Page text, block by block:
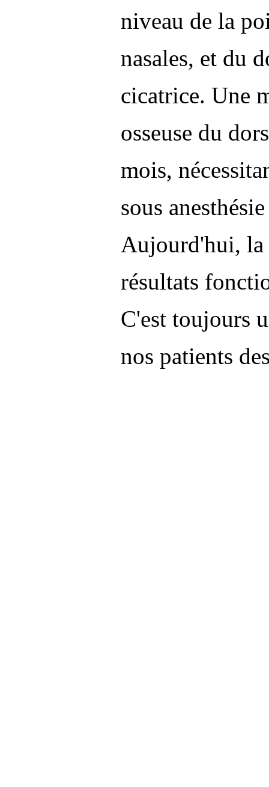
niveau de la
nasales, et du
cicatrice. Une
osseuse du
mois,
sous
Aujourd'hui, la
résultats
C'est toujours
nos patients